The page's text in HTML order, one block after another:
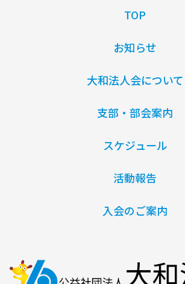
TOP
お知らせ
大和法人会について
支部・部会案内
スケジュール
活動報告
入会のご案内